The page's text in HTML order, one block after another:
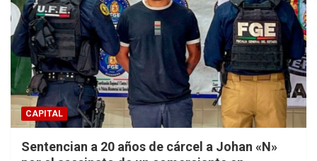
CAPITAL
Sentencian a 20 años de cárcel a Johan «N»